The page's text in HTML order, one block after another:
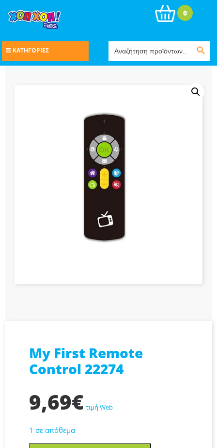
for:
Search Button
0
ΚΑΤΗΓΟΡΙΕΣ
My First Remote
Control 22274
9,69€ τιμή Web
1 σε απόθεμα